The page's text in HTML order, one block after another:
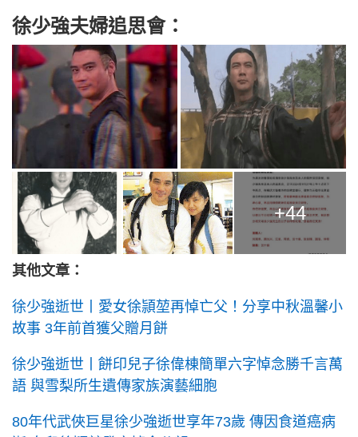
徐少強夫婦追思會：
+44
其他文章：
徐少強逝世丨愛女徐頴堃再悼亡父！分享中秋溫馨小
故事 3年前首獲父贈月餅
徐少強逝世丨餅印兒子徐偉棟簡單六字悼念勝千言萬
語 與雪梨所生遺傳家族演藝細胞
80年代武俠巨星徐少強逝世享年73歲 傳因食道癌病